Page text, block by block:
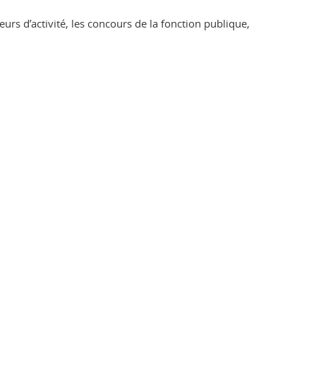
d’activité, les concours de la fonction publique,